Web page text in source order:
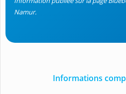
Namur.
Informations